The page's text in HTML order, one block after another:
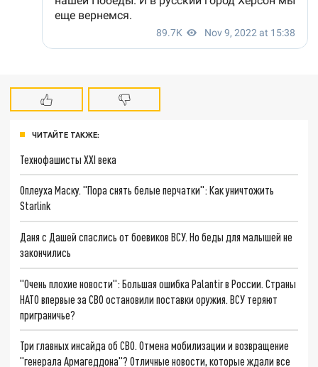
ЧИТАЙТЕ ТАКЖЕ:
Технофашисты XXI века
Оплеуха Маску. "Пора снять белые перчатки": Как уничтожить
Starlink
Даня с Дашей спаслись от боевиков ВСУ. Но беды для малышей не
закончились
"Очень плохие новости": Большая ошибка Palantir в России. Страны
НАТО впервые за СВО остановили поставки оружия. ВСУ теряют
приграничье?
Три главных инсайда об СВО. Отмена мобилизации и возвращение
"генерала Армагеддона"? Отличные новости, которые ждали все